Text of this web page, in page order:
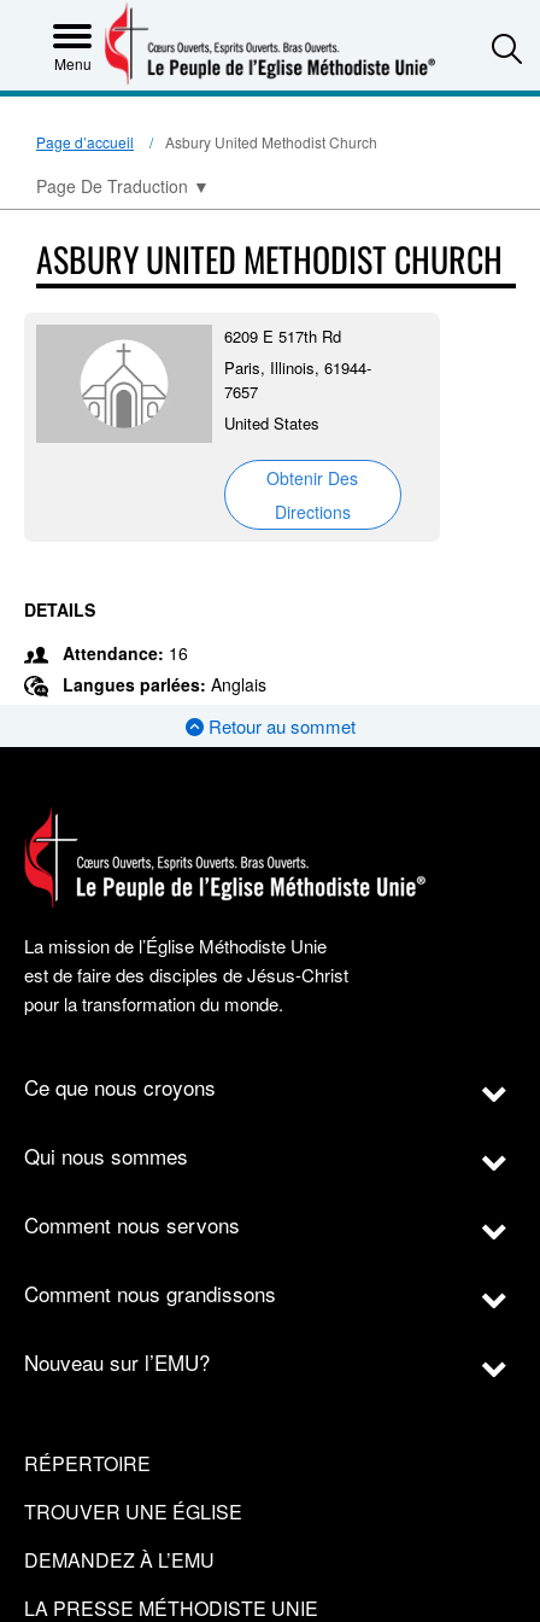
Menu
Page d’accueil Asbury United Methodist Church
Page De Traduction ▼
ASBURY UNITED METHODIST CHURCH
6209 E 517th Rd
Paris, Illinois, 61944-
7657
United States
Obtenir Des
Directions
DETAILS
Attendance: 16
Langues parlées: Anglais
Retour au sommet
La mission de l’Église Méthodiste Unie
est de faire des disciples de Jésus-Christ
pour la transformation du monde.
Ce que nous croyons
Qui nous sommes
Comment nous servons
Comment nous grandissons
Nouveau sur l’EMU?
RÉPERTOIRE
TROUVER UNE ÉGLISE
DEMANDEZ À L’EMU
LA PRESSE MÉTHODISTE UNIE